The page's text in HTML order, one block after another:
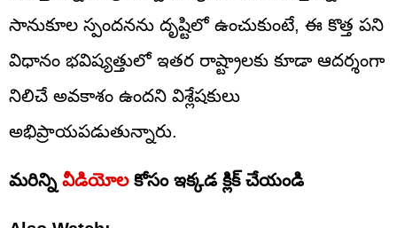
సానుకూల స్పందనను దృష్టిలో ఉంచుకుంటే, ఈ కొత్త పని
విధానం భవిష్యత్తులో ఇతర రాష్ట్రాలకు కూడా ఆదర్శంగా
నిలిచే అవకాశం ఉందని విశ్లేషకులు
అభిప్రాయపడుతున్నారు.
మరిన్ని వీడియోలకోసం ఇక్కడ క్లిక్ చేయండి